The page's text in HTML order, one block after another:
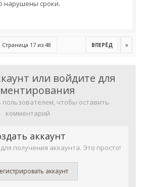
нарушены сроки.
ВПЕРЁД
Страница 17 из 48
или войдите для
чтобы оставить
комментарий
аккаунт
получения аккаунта. Это просто!
аккаунт